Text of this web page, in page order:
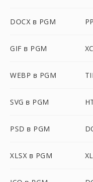
DOCX в PGM
GIF в PGM
WEBP в PGM
SVG в PGM
PSD в PGM
XLSX в PGM